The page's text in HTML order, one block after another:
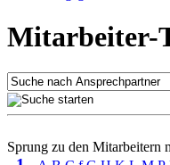
Mitarbeiter-
Sprung zu den Mitarbeitern